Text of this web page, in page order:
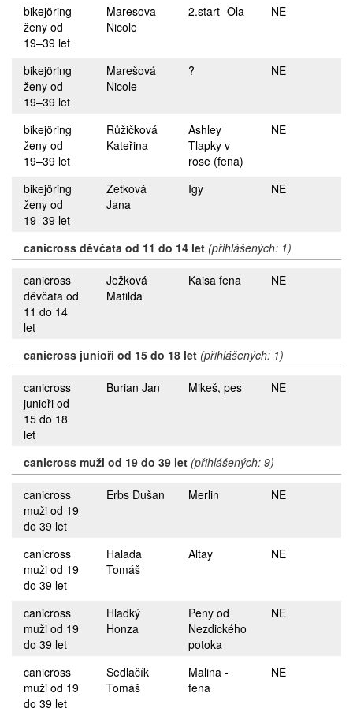
bikejöring
ženy od
19–39 let
Maresova
Nicole
2.start- Ola NE
bikejöring
ženy od
19–39 let
Marešová
Nicole
? NE
bikejöring
ženy od
19–39 let
Růžičková
Kateřina
Ashley
Tlapky v
rose (fena)
NE
bikejöring
ženy od
19–39 let
Zetková
Jana
Igy NE
canicross děvčata od 11 do 14 let (přihlášených: 1)
canicross
děvčata od
11 do 14
let
Ježková
Matilda
Kaisa fena NE
canicross junioři od 15 do 18 let (přihlášených: 1)
canicross
junioři od
15 do 18
let
Burian Jan Mikeš, pes NE
canicross muži od 19 do 39 let (přihlášených: 9)
canicross
muži od 19
do 39 let
Erbs Dušan Merlin NE
canicross
muži od 19
do 39 let
Halada
Tomáš
Altay NE
canicross
muži od 19
do 39 let
Hladký
Honza
Peny od
Nezdického
potoka
NE
canicross
muži od 19
do 39 let
Sedlačík
Tomáš
Malina -
fena
NE